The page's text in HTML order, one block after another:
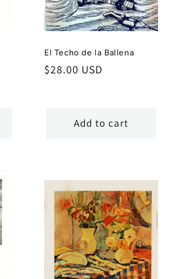
El Techo de la Ballena
Regular
$28.00 USD
Add to cart